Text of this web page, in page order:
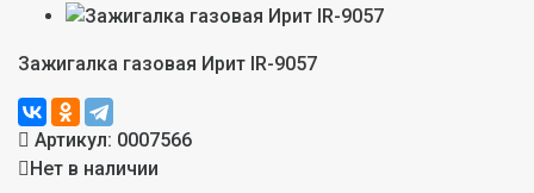
Зажигалка газовая Ирит IR-9057
Артикул: 0007566
Нет в наличии